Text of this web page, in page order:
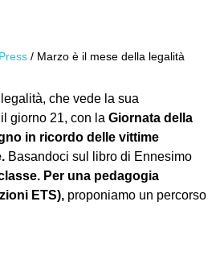
Press / Marzo è il mese della legalità
che vede la sua
giorno 21, con la Giornata della
in ricordo delle vittime
Basandoci sul libro di Ennesimo
Per una pedagogia
ETS), proponiamo un percorso